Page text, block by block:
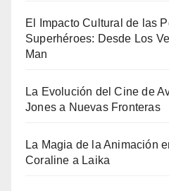
El Impacto Cultural de las
Superhéroes: Desde Los
Man
La Evolución del Cine de
Jones a Nuevas Fronteras
La Magia de la Animación
Coraline a Laika